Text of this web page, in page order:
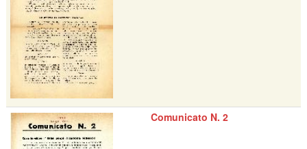
Comunicato N. 2